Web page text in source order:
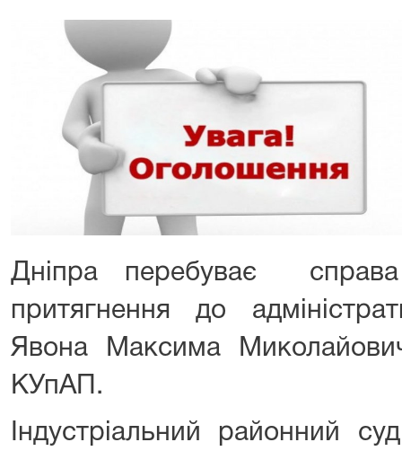
Дніпра перебуває
притягнення до
Явона Максима
КУпАП.
Індустріальний районний